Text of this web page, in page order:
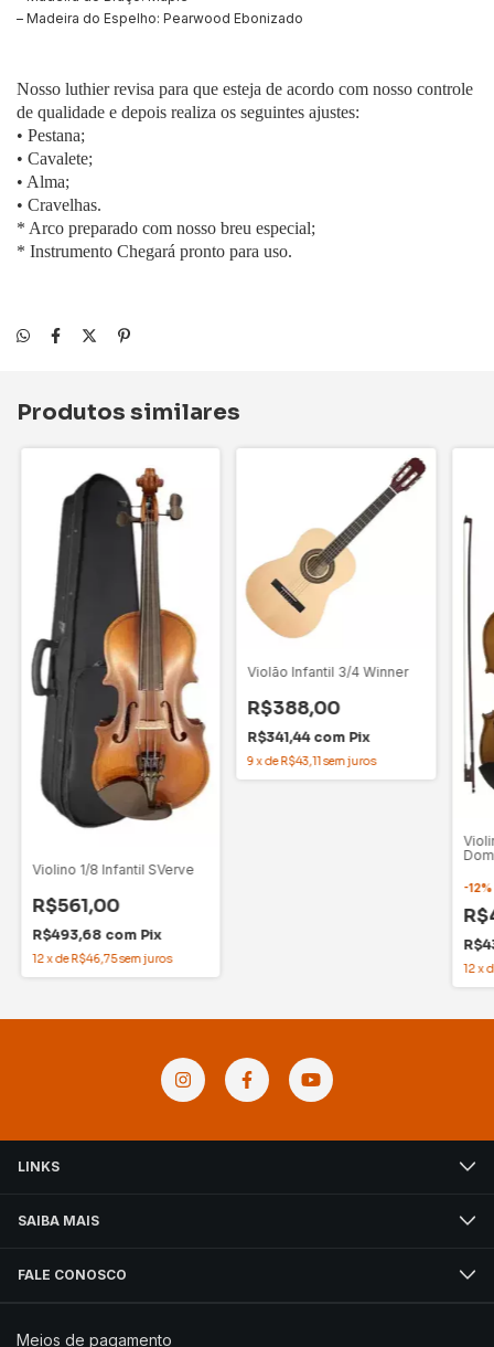
– Madeira do Espelho: Pearwood Ebonizado
Nosso luthier revisa para que esteja de acordo com nosso controle
de qualidade e depois realiza os seguintes ajustes:
• Pestana;
• Cavalete;
• Alma;
• Cravelhas.
* Arco preparado com nosso breu especial;
* Instrumento Chegará pronto para uso.
Produtos similares
Violino 1/8 Infantil SVerve
R$561,00
R$493,68 com Pix
12xde R$46,75sem juros
Violão Infantil 3/4 Winner
R$388,00
R$341,44 com Pix
9xdeR$43,11sem juros
-12%
12x
LINKS
SAIBA MAIS
FALE CONOSCO
Meios de pagamento